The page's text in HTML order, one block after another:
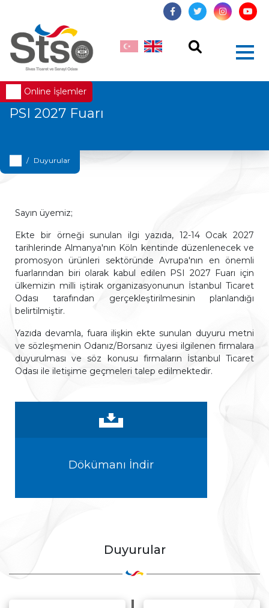
Online İşlemler
PSI 2027 Fuarı
Duyurular
Sayın üyemiz;
Ekte bir örneği sunulan ilgi yazıda, 12-14 Ocak 2027
tarihlerinde Almanya'nın Köln kentinde düzenlenecek ve
promosyon ürünleri sektöründe Avrupa'nın en önemli
fuarlarından biri olarak kabul edilen PSI 2027 Fuarı için
ülkemizin milli iştirak organizasyonunun İstanbul Ticaret
Odası tarafından gerçekleştirilmesinin planlandığı
belirtilmiştir.
Yazıda devamla, fuara ilişkin ekte sunulan duyuru metni
ve sözleşmenin Odanız/Borsanız üyesi ilgilenen firmalara
duyurulması ve söz konusu firmaların İstanbul Ticaret
Odası ile iletişime geçmeleri talep edilmektedir.
Dökümanı İndir
Duyurular